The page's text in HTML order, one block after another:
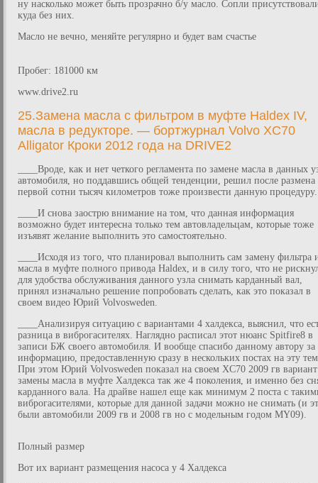
ну насколько может быть прозрачно б/у масло. Сопли
куда без них.
Масло не вечно, меняйте регулярно и будет вам счастье
Пробег: 181000 км
www.drive2.ru
25.Замена масла с фильтром в муфте Haldex IV,
масла в редукторе. — бортжурнал Volvo XC70
Alligator Кроки 2012 года на DRIVE2
____Вроде, как и нет четкого регламента по замене масла в данных
автомобиля, но поддавшись общей тенденции, решил после размена
первой сотни тысяч километров тоже произвести данную процедуру.
____И снова заострю внимание на том, что данная информация
возможно будет интересна только тем автовладельцам, которые тоже
изъявят желание выполнить это самостоятельно.
____Исходя из того, что планировал выполнить сам замену фильтра
масла в муфте полного привода Haldex, и в силу того, что не
для удобства обслуживания данного узла снимать карданный вал,
принял изначально решение попробовать сделать, как это показал в
своем видео Юрий Volvosweden.
____Анализируя ситуацию с вариантами 4 халдекса, выяснил, что
разница в виброгасителях. Наглядно расписал этот нюанс Spitfire8 в
записи БЖ своего автомобиля. И вообще спасибо данному автору за
информацию, предоставленную сразу в нескольких постах на эту
При этом Юрий Volvosweden показал на своем XC70 2009 гв вариант
замены масла в муфте Халдекса так же 4 поколения, и именно без
карданного вала. На драйве нашел еще как минимум 2 поста с
виброгасителями, которые для данной задачи можно не снимать (и
были автомобили 2009 гв и 2008 гв но с модельным годом MY09).
Полный размер
Вот их вариант размещения насоса у 4 Халдекса